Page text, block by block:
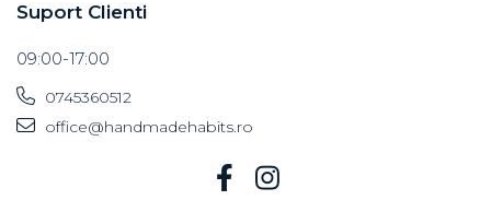
Suport Clienti
09:00-17:00
0745360512
office@handmadehabits.ro